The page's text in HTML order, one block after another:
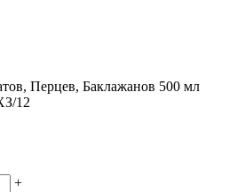
Перцев, Баклажанов 500 мл
12
+